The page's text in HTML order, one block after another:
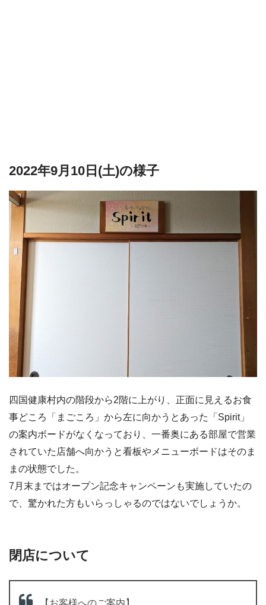
2022年9月10日(土)の様子
四国健康村内の階段から2階に上がり、正面に見えるお食
事どころ「まごころ」から左に向かうとあった「Spirit」
の案内ボードがなくなっており、一番奥にある部屋で営業
されていた店舗へ向かうと看板やメニューボードはそのま
まの状態でした。
7月末まではオープン記念キャンペーンも実施していたの
で、驚かれた方もいらっしゃるのではないでしょうか。
閉店について